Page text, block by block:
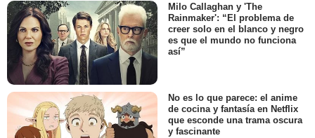
Milo Callaghan y 'The
Rainmaker': “El problema de
creer solo en el blanco y negro
es que el mundo no funciona
así”
No es lo que parece: el anime
de cocina y fantasía en Netflix
que esconde una trama oscura
y fascinante